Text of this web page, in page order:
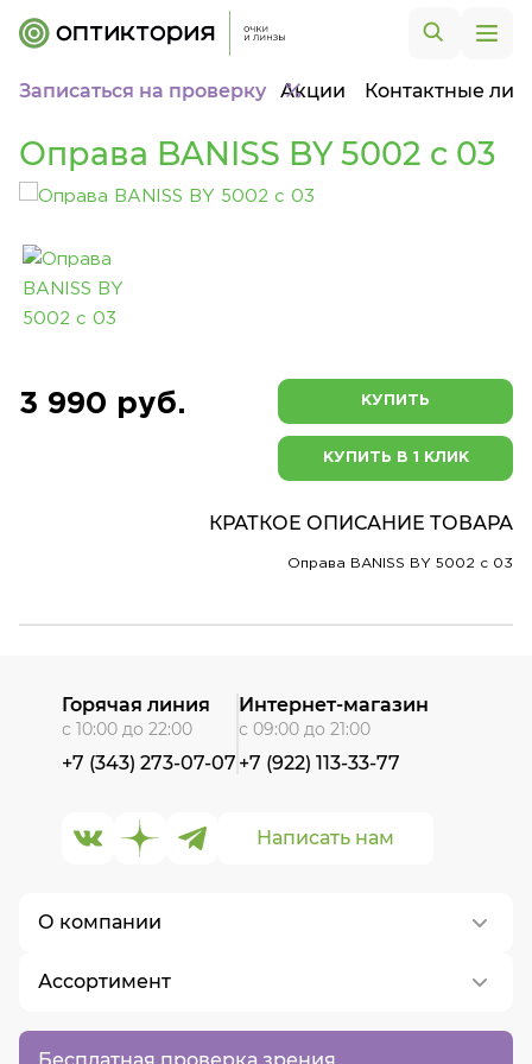
Записаться на проверку Акции Контактные
Оправа BANISS BY 5002 c 03
3 990 руб. КУПИТЬ
КУПИТЬ В 1 КЛИК
КРАТКОЕ ОПИСАНИЕ ТОВАРА
Оправа BANISS BY 5002 c 03
Бесплатная проверка зрения
О компании
О нас
Контакты
Ассортимент
Написать нам
Горячая линия
с 10:00 до 22:00
+7 (343) 273-07-07
Интернет-магазин
с 09:00 до 21:00
+7 (922) 113-33-77